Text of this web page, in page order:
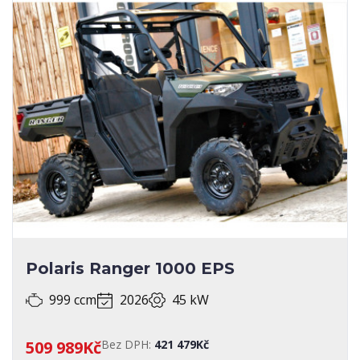
Polaris Ranger 1000 EPS
999 ccm 2026 45 kW
509 989KčBez DPH: 421 479Kč